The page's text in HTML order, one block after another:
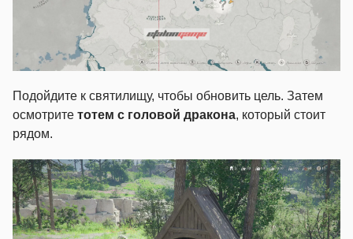
Подойдите к святилищу, чтобы обновить цель. Затем
осмотрите тотем с головой дракона, который стоит
рядом.